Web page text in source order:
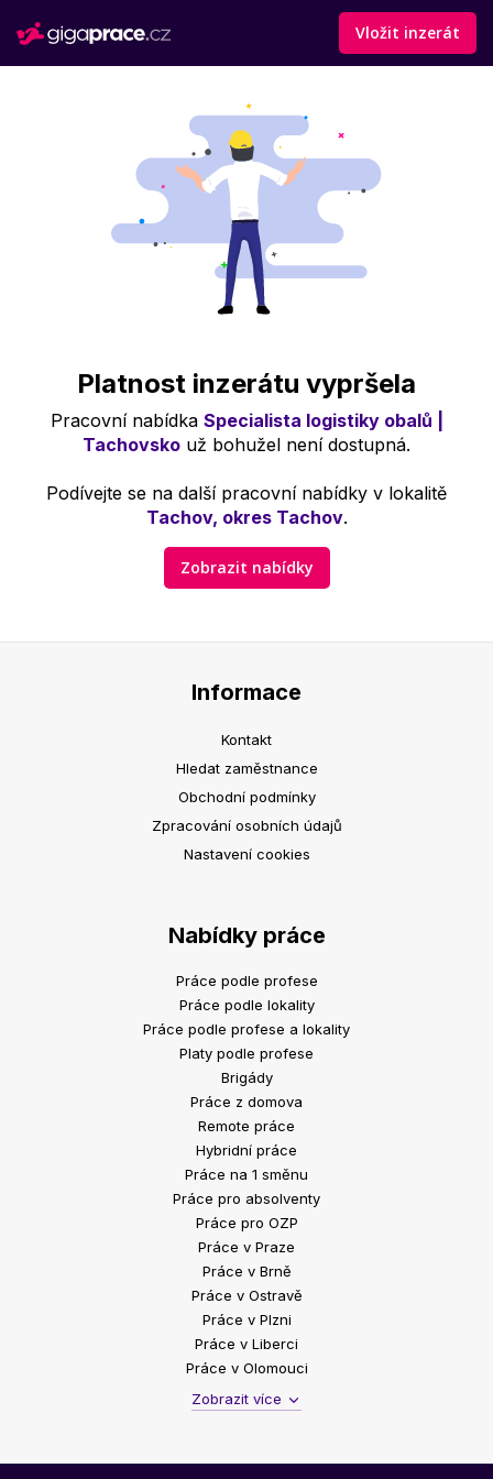
Vložit inzerát
Platnost inzerátu vypršela
Pracovní nabídka Specialista logistiky obalů |
Tachovsko už bohužel není dostupná.
Podívejte se na další pracovní nabídky v lokalitě
Tachov, okres Tachov.
Zobrazit nabídky
Informace
Kontakt
Hledat zaměstnance
Obchodní podmínky
Zpracování osobních údajů
Nastavení cookies
Nabídky práce
Práce podle profese
Práce podle lokality
Práce podle profese a lokality
Platy podle profese
Brigády
Práce z domova
Remote práce
Hybridní práce
Práce na 1 směnu
Práce pro absolventy
Práce pro OZP
Práce v Praze
Práce v Brně
Práce v Ostravě
Práce v Plzni
Práce v Liberci
Práce v Olomouci
Zobrazit více